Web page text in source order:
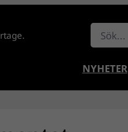
Sök
NYHETER